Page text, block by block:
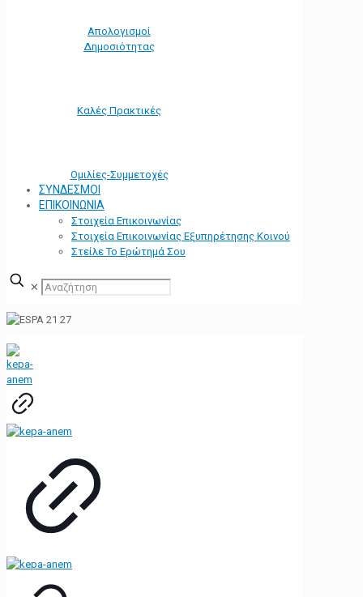
Απολογισμοί
Δημοσιότητας
Καλές Πρακτικές
Ομιλίες-Συμμετοχές
ΣΥΝΔΕΣΜΟΙ
ΕΠΙΚΟΙΝΩΝΙΑ
Στοιχεία Επικοινωνίας
Στοιχεία Επικοινωνίας Εξυπηρέτησης Κοινού
Στείλε Το Ερώτημά Σου
✕